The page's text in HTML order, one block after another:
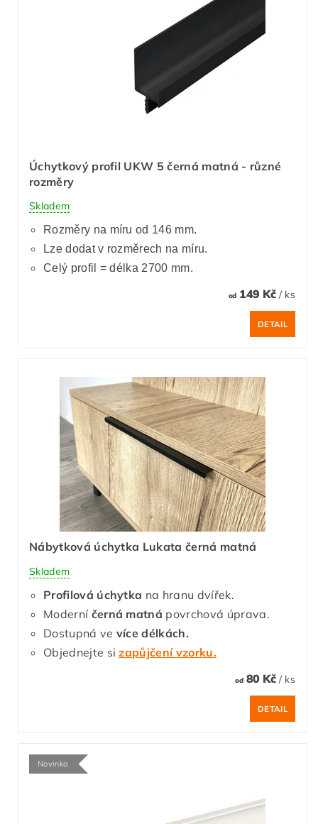
Úchytkový profil UKW 5 černá matná - různé
rozměry
Skladem
Rozměry na míru od 146 mm.
Lze dodat v rozměrech na míru.
Celý profil = délka 2700 mm.
od149 Kč / ks
DETAIL
Nábytková úchytka Lukata černá matná
Skladem
Profilová úchytka na hranu dvířek.
Moderní černá matná povrchová úprava.
Dostupná ve více délkách.
Objednejte sizapůjčení vzorku.
od80 Kč / ks
DETAIL
Novinka